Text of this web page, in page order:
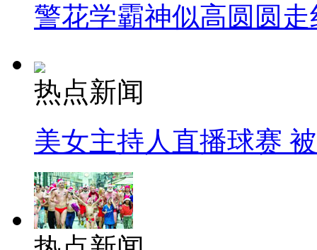
警花学霸神似高圆圆走
热点新闻
美女主持人直播球赛